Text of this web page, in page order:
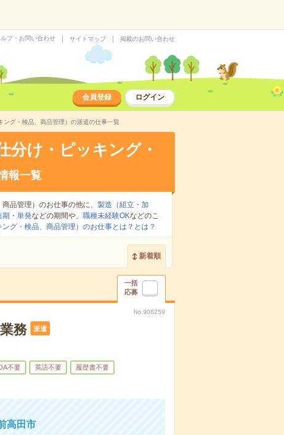
プ・お問い合わせ サイトマップ 掲載のお問い合わせ
会員登録 ログイン
グ・検品、商品管理）の派遣の仕事一覧
分け・ピッキング・
報一覧
品管理）のお仕事の他に、 製造（組立・加
期 ・ 単発などの期間や、 職種未経験OKなどのこ
グ・検品、商品管理）のお仕事とは？とは？
新着順
一括
応募
No.906259
務 派遣
不要 英語不要 履歴書不要
高田市